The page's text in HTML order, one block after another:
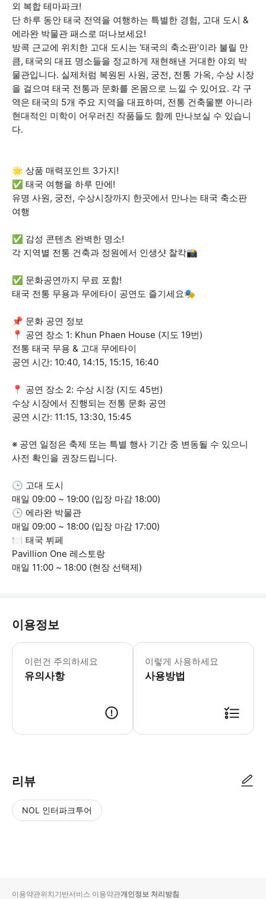
외 복합 테마파크!
단 하루 동안 태국 전역을 여행하는 특별한 경험, 고대 도시 &
에라완 박물관 패스로 떠나보세요!
방콕 근교에 위치한 고대 도시는 ‘태국의 축소판’이라 불릴 만
큼, 태국의 대표 명소들을 정교하게 재현해낸 거대한 야외 박
물관입니다. 실제처럼 복원된 사원, 궁전, 전통 가옥, 수상 시장
을 걸으며 태국 전통과 문화를 온몸으로 느낄 수 있어요. 각 구
역은 태국의 5개 주요 지역을 대표하며, 전통 건축물뿐 아니라
현대적인 미학이 어우러진 작품들도 함께 만나보실 수 있습니
다.
🌟 상품 매력포인트 3가지!
✅ 태국 여행을 하루 만에!
유명 사원, 궁전, 수상시장까지 한곳에서 만나는 태국 축소판
여행
✅ 감성 콘텐츠 완벽한 명소!
각 지역별 전통 건축과 정원에서 인생샷 찰칵📸
✅ 문화공연까지 무료 포함!
태국 전통 무용과 무에타이 공연도 즐기세요🎭
📌 문화 공연 정보
📍 공연 장소 1: Khun Phaen House (지도 19번)
전통 태국 무용 & 고대 무에타이
공연 시간: 10:40, 14:15, 15:15, 16:40
📍 공연 장소 2: 수상 시장 (지도 45번)
수상 시장에서 진행되는 전통 문화 공연
공연 시간: 11:15, 13:30, 15:45
※ 공연 일정은 축제 또는 특별 행사 기간 중 변동될 수 있으니
사전 확인을 권장드립니다.
🕒 고대 도시
매일 09:00 ~ 19:00 (입장 마감 18:00)
🕒 에라완 박물관
매일 09:00 ~ 18:00 (입장 마감 17:00)
🍽️ 태국 뷔페
Pavillion One 레스토랑
매일 11:00 ~ 18:00 (현장 선택제)
이용정보
이런건 주의하세요
유의사항
📌 상품 약관 & 안내사항 - 티켓은 방
이렇게 사용하세요
사용방법
리뷰
NOL 인터파크투어
순
상
이용약관위치기반서비스 이용약관개인정보 처리방침